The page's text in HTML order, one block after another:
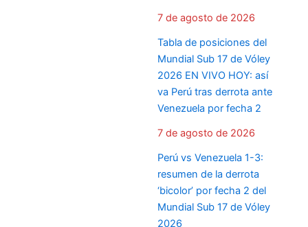
7 de agosto de 2026
Tabla de posiciones del
Mundial Sub 17 de Vóley
2026 EN VIVO HOY: así
va Perú tras derrota ante
Venezuela por fecha 2
7 de agosto de 2026
Perú vs Venezuela 1-3:
resumen de la derrota
‘bicolor’ por fecha 2 del
Mundial Sub 17 de Vóley
2026